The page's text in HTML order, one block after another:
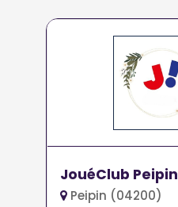
JouéClub Peipin
Peipin (04200)